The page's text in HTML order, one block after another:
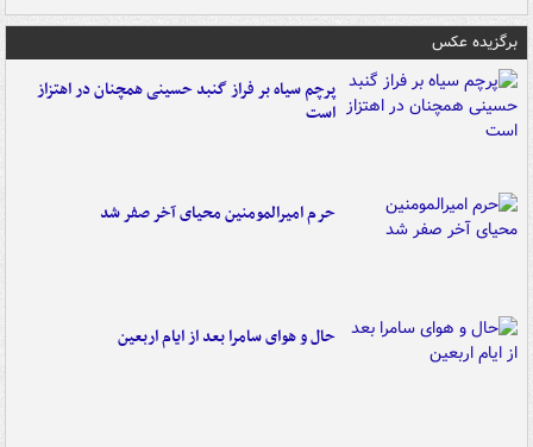
برگزیده عکس
پرچم سیاه بر فراز گنبد حسینی همچنان در اهتزاز
است
حرم امیرالمومنین محیای آخر صفر شد
حال و هوای سامرا بعد از ایام اربعین